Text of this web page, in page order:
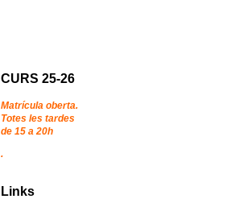
CURS 25-26
Matrícula oberta.
Totes les tardes
de 15 a 20h
.
Links